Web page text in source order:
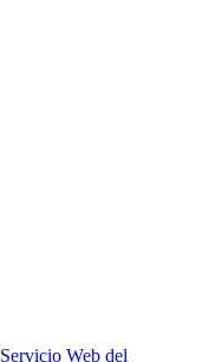
Servicio Web del